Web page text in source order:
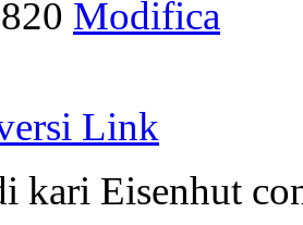
Link
kari Eisenhut